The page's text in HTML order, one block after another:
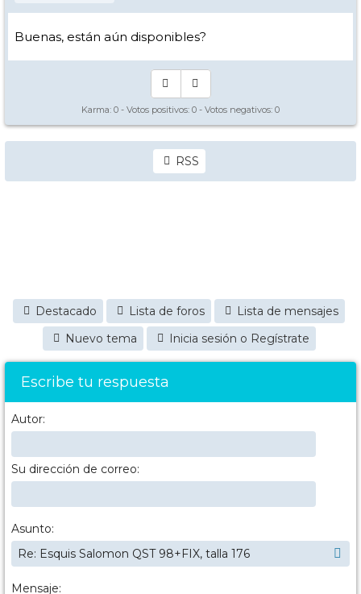
Buenas, están aún disponibles?
Karma: 0 - Votos positivos: 0 - Votos negativos: 0
RSS
Destacado Lista de foros
Lista de mensajes
Nuevo tema
Inicia sesión o Regístrate
Escribe tu respuesta
Autor:
Su dirección de correo:
Asunto:
Mensaje: